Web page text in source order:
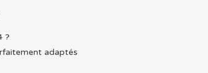
?
adaptés